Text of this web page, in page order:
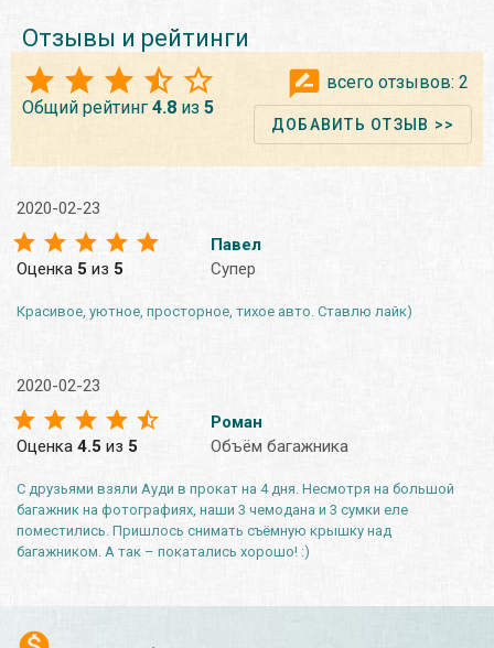
Отзывы и рейтинги
Общий рейтинг 4.8 из 5
всего отзывов: 2
ДОБАВИТЬ ОТЗЫВ >>
2020-02-23
Оценка 5 из 5
Павел
Супер
Красивое, уютное, просторное, тихое авто. Ставлю лайк)
2020-02-23
Оценка 4.5 из 5
Роман
Объём багажника
С друзьями взяли Ауди в прокат на 4 дня. Несмотря на большой
багажник на фотографиях, наши 3 чемодана и 3 сумки еле
поместились. Пришлось снимать съёмную крышку над
багажником. А так – покатались хорошо! :)